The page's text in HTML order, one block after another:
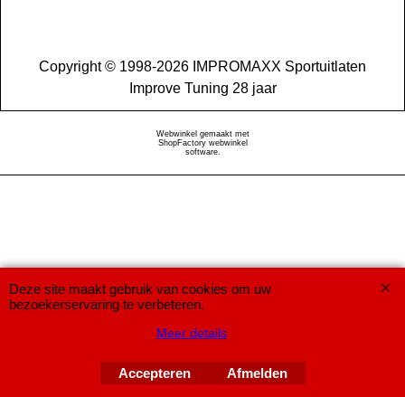
Copyright © 1998-2026 IMPROMAXX Sportuitlaten
Improve Tuning 28 jaar
Webwinkel gemaakt met
ShopFactory webwinkel
software.
Deze site maakt gebruik van cookies om uw
bezoekerservaring te verbeteren.
Meer details
Accepteren Afmelden